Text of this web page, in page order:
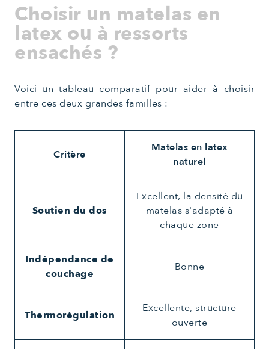
Choisir un matelas en
latex ou à ressorts
ensachés ?
Voici un tableau comparatif pour aider à choisir
entre ces deux grandes familles :
Critère
Matelas en latex
naturel
Soutien du dos
Excellent, la densité du
matelas s'adapté à
chaque zone
Indépendance de
couchage
Bonne
Thermorégulation
Excellente, structure
ouverte